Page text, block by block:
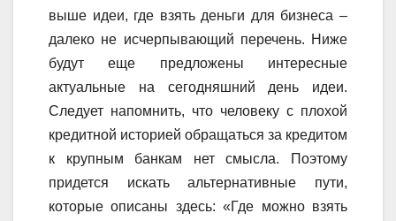
выше идеи, где взять деньги для бизнеса –
далеко не исчерпывающий перечень. Ниже
будут еще предложены интересные
актуальные на сегодняшний день идеи.
Следует напомнить, что человеку с плохой
кредитной историей обращаться за кредитом
к крупным банкам нет смысла. Поэтому
придется искать альтернативные пути,
которые описаны здесь: «Где можно взять